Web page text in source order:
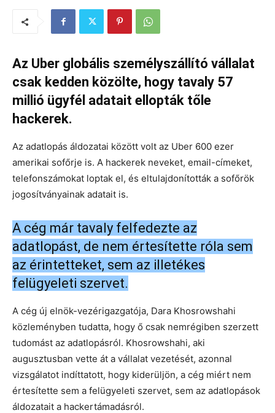
Az Uber globális személyszállító vállalat
csak kedden közölte, hogy tavaly 57
millió ügyfél adatait ellopták tőle
hackerek.
Az adatlopás áldozatai között volt az Uber 600 ezer
amerikai sofőrje is. A hackerek neveket, email-címeket,
telefonszámokat loptak el, és eltulajdonították a sofőrök
jogosítványainak adatait is.
A cég már tavaly felfedezte az
adatlopást, de nem értesítette róla sem
az érintetteket, sem az illetékes
felügyeleti szervet.
A cég új elnök-vezérigazgatója, Dara Khosrowshahi
közleményben tudatta, hogy ő csak nemrégiben szerzett
tudomást az adatlopásról. Khosrowshahi, aki
augusztusban vette át a vállalat vezetését, azonnal
vizsgálatot indíttatott, hogy kiderüljön, a cég miért nem
értesítette sem a felügyeleti szervet, sem az adatlopások
áldozatait a hackertámadásról.